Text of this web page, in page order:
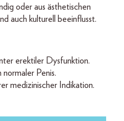
oder aus ästhetischen
auch kulturell beeinflusst.
erektiler Dysfunktion.
Penis.
medizinischer Indikation.